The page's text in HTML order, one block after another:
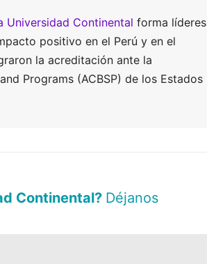
Universidad Continental forma líderes
positivo en el Perú y en el
la acreditación ante la
Programs (ACBSP) de los Estados
Continental? Déjan |